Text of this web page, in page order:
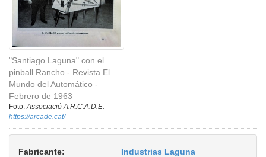
"Santiago Laguna" con el
pinball Rancho - Revista El
Mundo del Automático -
Febrero de 1963
Foto:Associació A.R.C.A.D.E.
https://arcade.cat/
Fabricante: Industrias Laguna